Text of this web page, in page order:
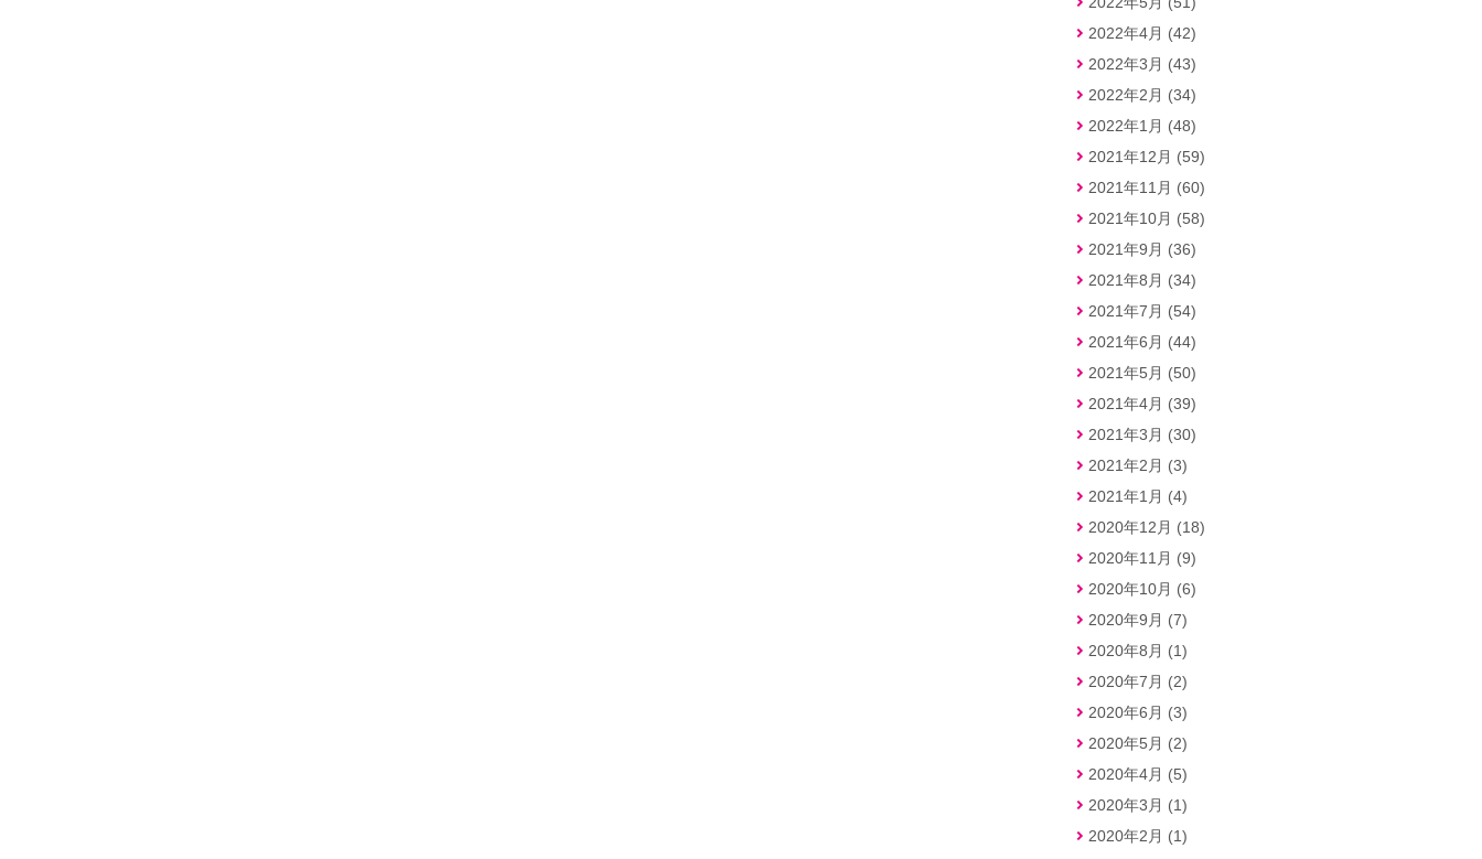
2022年4月 (42)
2022年3月 (43)
2022年2月 (34)
2022年1月 (48)
2021年12月 (59)
2021年11月 (60)
2021年10月 (58)
2021年9月 (36)
2021年8月 (34)
2021年7月 (54)
2021年6月 (44)
2021年5月 (50)
2021年4月 (39)
2021年3月 (30)
2021年2月 (3)
2021年1月 (4)
2020年12月 (18)
2020年11月 (9)
2020年10月 (6)
2020年9月 (7)
2020年8月 (1)
2020年7月 (2)
2020年6月 (3)
2020年5月 (2)
2020年4月 (5)
2020年3月 (1)
2020年2月 (1)